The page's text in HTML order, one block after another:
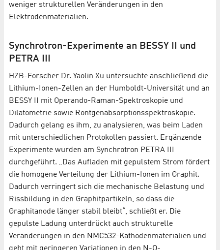
weniger strukturellen Veränderungen in den
Elektrodenmaterialien.
Synchrotron-Experimente an BESSY II und
PETRA III
HZB-Forscher Dr. Yaolin Xu untersuchte anschließend die
Lithium-Ionen-Zellen an der Humboldt-Universität und an
BESSY II mit Operando-Raman-Spektroskopie und
Dilatometrie sowie Röntgenabsorptionsspektroskopie.
Dadurch gelang es ihm, zu analysieren, was beim Laden
mit unterschiedlichen Protokollen passiert. Ergänzende
Experimente wurden am Synchrotron PETRA III
durchgeführt. „Das Aufladen mit gepulstem Strom fördert
die homogene Verteilung der Lithium-Ionen im Graphit.
Dadurch verringert sich die mechanische Belastung und
Rissbildung in den Graphitpartikeln, so dass die
Graphitanode länger stabil bleibt“, schließt er. Die
gepulste Ladung unterdrückt auch strukturelle
Veränderungen in den NMC532-Kathodenmaterialien und
geht mit geringeren Variationen in den N-O-